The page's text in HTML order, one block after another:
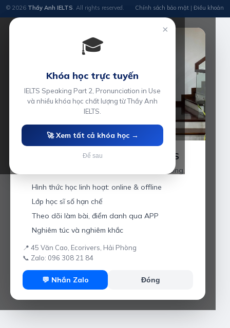
© 2026 Thầy Anh IELTS. All rights reserved. Chính sách bảo mật | Điều khoản
Luyện thi IELTS cùng Thầy Anh IELTS
Giáo viên hơn 10 năm kinh nghiệm tại Hải Phòng.
Hình thức học linh hoạt: online & offline
Lớp học sĩ số hạn chế
Theo dõi làm bài, điểm danh qua APP
Nghiêm túc và nghiêm khắc
📍 45 Văn Cao, Ecorivers, Hải Phòng
📞 Zalo: 096 308 21 84
💬 Nhắn Zalo Đóng
×
🎓
Khóa học trực tuyến
IELTS Speaking Part 2, Pronunciation in Use
và nhiều khóa học chất lượng từ Thầy Anh
IELTS.
🚀 Xem tất cả khóa học →
Để sau